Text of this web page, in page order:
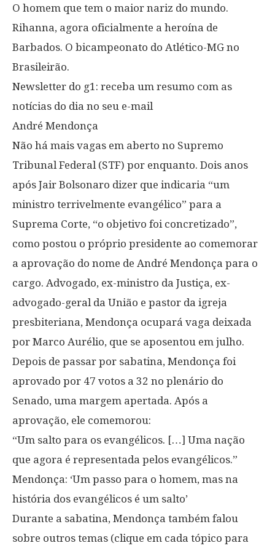
O homem que tem o maior nariz do mundo.
Rihanna, agora oficialmente a heroína de
Barbados. O bicampeonato do Atlético-MG no
Brasileirão.
Newsletter do g1: receba um resumo com as
notícias do dia no seu e-mail
André Mendonça
Não há mais vagas em aberto no Supremo
Tribunal Federal (STF) por enquanto. Dois anos
após Jair Bolsonaro dizer que indicaria “um
ministro terrivelmente evangélico” para a
Suprema Corte, “o objetivo foi concretizado”,
como postou o próprio presidente ao comemorar
a aprovação do nome de André Mendonça para o
cargo. Advogado, ex-ministro da Justiça, ex-
advogado-geral da União e pastor da igreja
presbiteriana, Mendonça ocupará vaga deixada
por Marco Aurélio, que se aposentou em julho.
Depois de passar por sabatina, Mendonça foi
aprovado por 47 votos a 32 no plenário do
Senado, uma margem apertada. Após a
aprovação, ele comemorou:
“Um salto para os evangélicos. […] Uma nação
que agora é representada pelos evangélicos.”
Mendonça: ‘Um passo para o homem, mas na
história dos evangélicos é um salto’
Durante a sabatina, Mendonça também falou
sobre outros temas (clique em cada tópico para